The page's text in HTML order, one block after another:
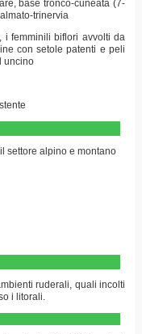
base tronco-cuneata (7-
trinervia
i femminili biflori avvolti da
con setole patenti e peli
uncino
settore alpino e montano
ruderali, quali incolti
i litorali.